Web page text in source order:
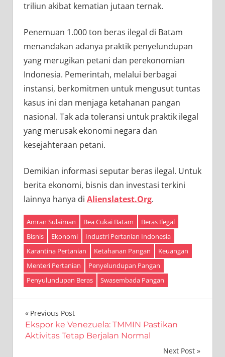
triliun akibat kematian jutaan ternak.
Penemuan 1.000 ton beras ilegal di Batam
menandakan adanya praktik penyelundupan
yang merugikan petani dan perekonomian
Indonesia. Pemerintah, melalui berbagai
instansi, berkomitmen untuk mengusut tuntas
kasus ini dan menjaga ketahanan pangan
nasional. Tak ada toleransi untuk praktik ilegal
yang merusak ekonomi negara dan
kesejahteraan petani.
Demikian informasi seputar beras ilegal. Untuk
berita ekonomi, bisnis dan investasi terkini
lainnya hanya di Alienslatest.Org.
Amran Sulaiman Bea Cukai Batam
Beras Ilegal
Bisnis
Ekonomi
Industri Pertanian Indonesia
Karantina Pertanian
Ketahanan Pangan
Keuangan
Menteri Pertanian
Penyelundupan Pangan
Penyulundupan Beras
Swasembada Pangan
Navigasi
pos
Previous Post
Ekspor ke Venezuela: TMMIN Pastikan
Aktivitas Tetap Berjalan Normal
Next Post